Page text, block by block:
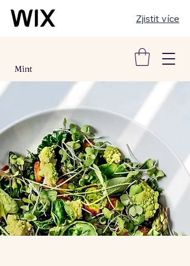
Zjistit více